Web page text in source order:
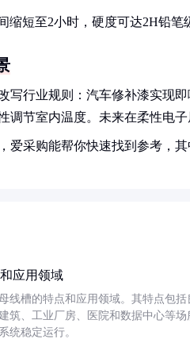
缩短至2小时，硬度可达2H铅笔
写行业规则：汽车修补漆实现
调节室内温度。未来在柔性电子
爱采购能帮你快速找到参考，
应用领域
线槽的特点和应用领域。其特点包
筑、工业厂房、医院和数据中心等
统稳定运行。